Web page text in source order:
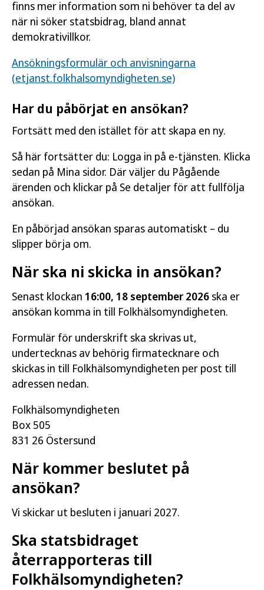
finns mer information som ni behöver ta del av
när ni söker statsbidrag, bland annat
demokrativillkor.
Ansökningsformulär och anvisningarna
(etjanst.folkhalsomyndigheten.se)
Har du påbörjat en ansökan?
Fortsätt med den istället för att skapa en ny.
Så här fortsätter du: Logga in på e-tjänsten. Klicka
sedan på Mina sidor. Där väljer du Pågående
ärenden och klickar på Se detaljer för att fullfölja
ansökan.
En påbörjad ansökan sparas automatiskt – du
slipper börja om.
När ska ni skicka in ansökan?
Senast klockan 16:00, 18 september 2026 ska er
ansökan komma in till Folkhälsomyndigheten.
Formulär för underskrift ska skrivas ut,
undertecknas av behörig firmatecknare och
skickas in till Folkhälsomyndigheten per post till
adressen nedan.
Folkhälsomyndigheten
Box 505
831 26 Östersund
När kommer beslutet på
ansökan?
Vi skickar ut besluten i januari 2027.
Ska statsbidraget
återrapporteras till
Folkhälsomyndigheten?